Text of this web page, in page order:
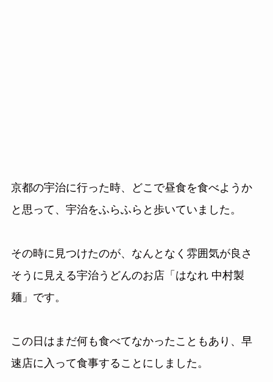
京都の宇治に行った時、どこで昼食を食べようか
と思って、宇治をふらふらと歩いていました。
その時に見つけたのが、なんとなく雰囲気が良さ
そうに見える宇治うどんのお店「はなれ 中村製
麺」です。
この日はまだ何も食べてなかったこともあり、早
速店に入って食事することにしました。